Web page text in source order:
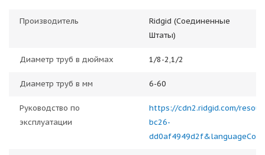
Производитель
Ridgid (Соединенные
Штаты)
Диаметр труб в дюймах 1/8-2,1/2
Диаметр труб в мм 6-60
Руководство по
эксплуатации
https://cdn2.ridgid.com/
bc26-